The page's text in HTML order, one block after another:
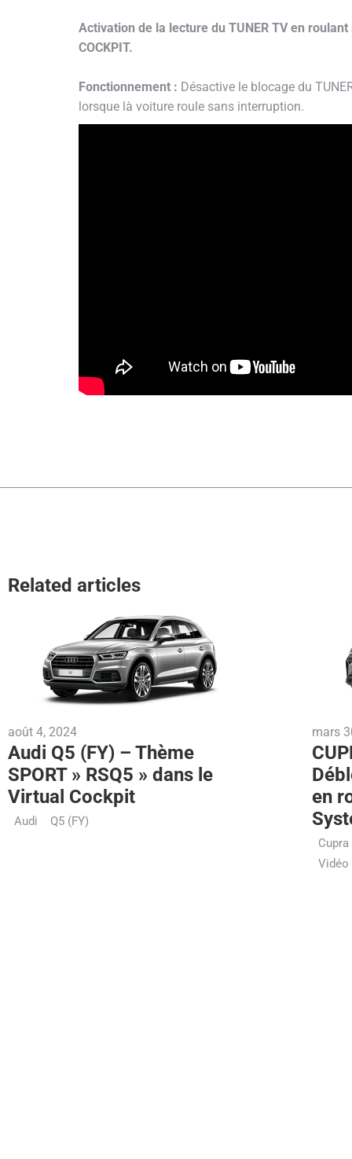
Activation de la lecture du TUNER TV en
COCKPIT.
Fonctionnement : Désactive le blocage du
lorsque là voiture roule sans interruption.
Related articles
août 4, 2024
Audi Q5 (FY) – Thème
SPORT » RSQ5 » dans le
Virtual Cockpit
Audi Q5 (FY)
mars
en
Cupra
Vidéo